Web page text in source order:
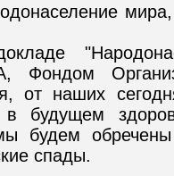
Фондом
от наших
будущем
будем обречены
спады.